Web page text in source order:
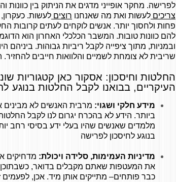
לפרישה. מחקר אופייני מדגים את הניתוק בין
צריכים לעשות ואת מה שאנחנו רוצים לעשות.
פחות ולחסוך יותר. אנשים לוקחים לעתים קרובות
להם כוונות טובות. המשבר הכלכלי האחרון הוא
ובמניות, מתוך ציפייה לקבל ריביות גבוהות. ביניהם
שריבית לא צומחת לשמיים והלוואות חייבים
החלטות וחיסכון: אסקור כאן קטגוריות
העיקריים, בבואנו לקבל החלטות בנוגע
מידע חלקי ושגוי: מרבית האנשים לא מבינים
ביותר. הידע לא בהכרח יגרום לנו לקבל
מלמדים שאנשים שהיו בעלי ידע בסיסי רחב
בנוגע לחיסכון לפרישה
מדיניות העמימות, סלידה ויכולת: מדחיקים
את המעטפות שאתם מקבלים בדואר, כשבתוכן
כבר פותחים– מתייקים אותן מיד. אכן,